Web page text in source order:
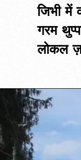
जिभी
गरम
लोकल